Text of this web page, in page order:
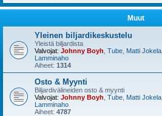
Muut
Yleinen biljardikeskustelu
Yleistä biljardista
Valvojat: Johnny Boyh Tube Matti Jokela
Lamminaho
Aiheet: 1314
Osto & Myynti
Biljardivälineiden osto & myynti
Valvojat: Johnny Boyh Tube Matti Jokela
Lamminaho
Aiheet: 4787